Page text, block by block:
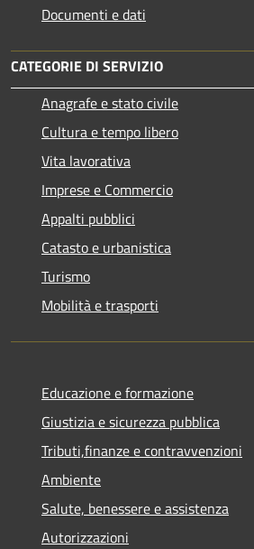
Documenti e dati
CATEGORIE DI SERVIZIO
Anagrafe e stato civile
Cultura e tempo libero
Vita lavorativa
Imprese e Commercio
Appalti pubblici
Catasto e urbanistica
Turismo
Mobilità e trasporti
Educazione e formazione
Giustizia e sicurezza pubblica
Tributi,finanze e contravvenzioni
Ambiente
Salute, benessere e assistenza
Autorizzazioni